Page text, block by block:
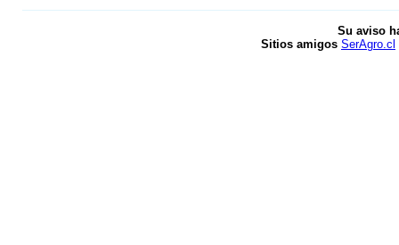
Su aviso
Sitios amigos SerAgro.cl